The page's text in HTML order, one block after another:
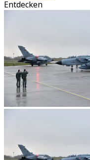
Entdecken